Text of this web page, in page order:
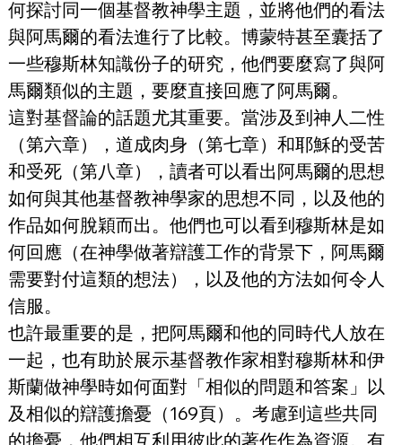
何探討同一個基督教神學主題，並將他們的看法
與阿馬爾的看法進行了比較。博蒙特甚至囊括了
一些穆斯林知識份子的研究，他們要麼寫了與阿
馬爾類似的主題，要麼直接回應了阿馬爾。
這對基督論的話題尤其重要。當涉及到神人二性
（第六章），道成肉身（第七章）和耶穌的受苦
和受死（第八章），讀者可以看出阿馬爾的思想
如何與其他基督教神學家的思想不同，以及他的
作品如何脫穎而出。他們也可以看到穆斯林是如
何回應（在神學做著辯護工作的背景下，阿馬爾
需要對付這類的想法），以及他的方法如何令人
信服。
也許最重要的是，把阿馬爾和他的同時代人放在
一起，也有助於展示基督教作家相對穆斯林和伊
斯蘭做神學時如何面對「相似的問題和答案」以
及相似的辯護擔憂（169頁）。考慮到這些共同
的擔憂，他們相互利用彼此的著作作為資源。有